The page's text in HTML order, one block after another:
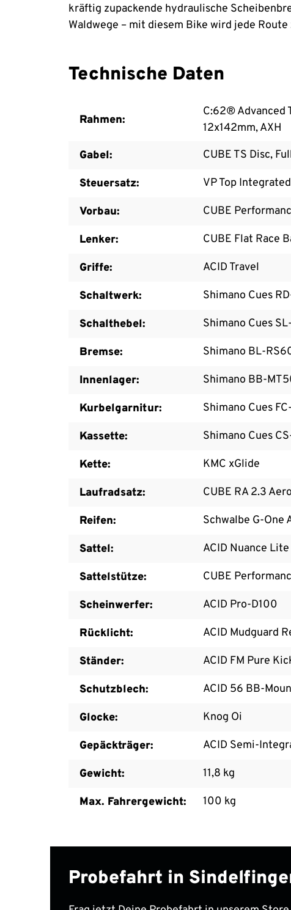
kräftig zupackende hydraulische
Waldwege – mit diesem Bike wird jede Route
Technische Daten
Rahmen:
C:62® Advanced
12x142mm, AXH
Gabel:
CUBE TS Disc,
Steuersatz: VP Top
Vorbau: CUBE
Lenker: CUBE Flat Race
Griffe: ACID Travel
Schaltwerk: Shimano Cues
Schalthebel: Shimano Cues
Bremse: Shimano BL-
Innenlager: Shimano BB-
Kurbelgarnitur: Shimano Cues
Kassette: Shimano Cues
Kette: KMC xGlide
Laufradsatz: CUBE RA 2.3
Reifen: Schwalbe G-
Sattel: ACID Nuance Lite
Sattelstütze: CUBE
Scheinwerfer: ACID Pro-D100
Rücklicht: ACID Mudguard
Ständer: ACID FM Pure
Schutzblech: ACID 56 BB-
Glocke: Knog Oi
Gepäckträger: ACID Semi-
Gewicht: 11,8 kg
Max. Fahrergewicht: 100 kg
Probefahrt in